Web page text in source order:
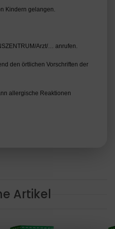
Kindern gelangen.
Arzt/… anrufen.
den örtlichen Vorschriften der
allergische Reaktionen
Artikel